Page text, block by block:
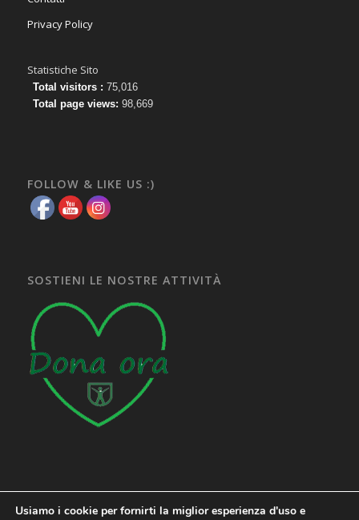
Privacy Policy
Statistiche Sito
Total visitors : 75,016
Total page views: 98,669
FOLLOW & LIKE US :)
SOSTIENI LE NOSTRE ATTIVITÀ
Usiamo i cookie per fornirti la miglior esperienza d'uso e